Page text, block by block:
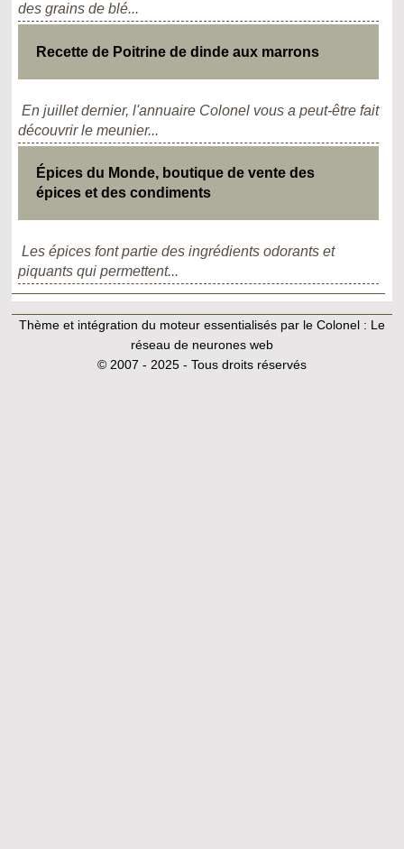
des grains de blé...
Recette de Poitrine de dinde aux marrons
En juillet dernier, l'annuaire Colonel vous a peut-être fait
découvrir le meunier...
Épices du Monde, boutique de vente des
épices et des condiments
Les épices font partie des ingrédients odorants et
piquants qui permettent...
Thème et intégration du moteur essentialisés par le Colonel : Le
réseau de neurones web
© 2007 - 2025 - Tous droits réservés